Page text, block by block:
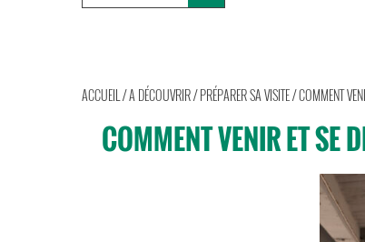
ACCUEIL /A DÉCOUVRIR/PRÉPARER SA VISITE/COMMENT
COMMENT VENIR ET SE